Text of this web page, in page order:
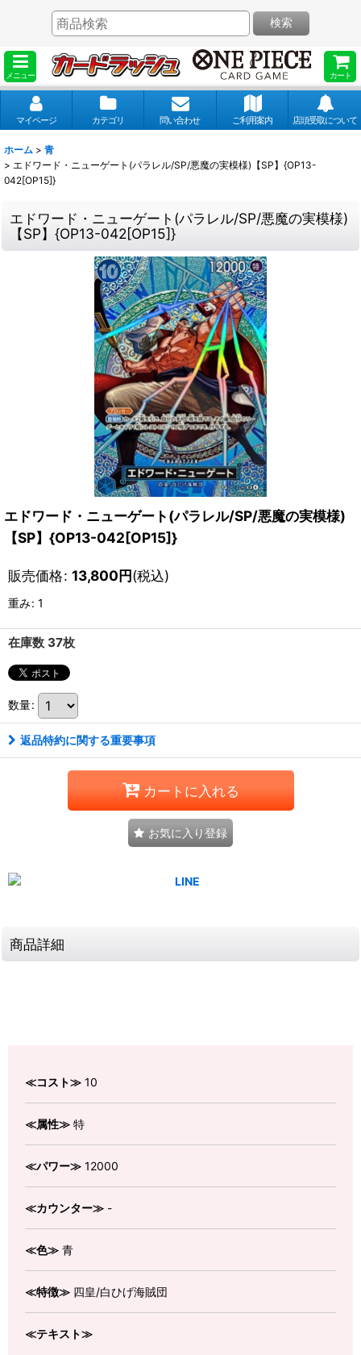
メニュー カート
検索
マイページ カテゴリ 問い合わせ ご利用案内 店頭受取について
ホーム > 青
> エドワード・ニューゲート(パラレル/SP/悪魔の実模様)【SP】{OP13-
042[OP15]}
エドワード・ニューゲート(パラレル/SP/悪魔の実模様)
【SP】{OP13-042[OP15]}
エドワード・ニューゲート(パラレル/SP/悪魔の実模様)
【SP】{OP13-042[OP15]}
販売価格: 13,800円(税込)
重み: 1
在庫数 37枚
数量:
返品特約に関する重要事項
カートに入れる
お気に入り登録
商品詳細
≪コスト≫ 10
≪属性≫ 特
≪パワー≫ 12000
≪カウンター≫ -
≪色≫ 青
≪特徴≫ 四皇/白ひげ海賊団
≪テキスト≫